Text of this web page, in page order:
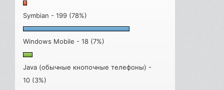
Symbian - 199 (78%)
Windows Mobile - 18 (7%)
Java (обычные кнопочные телефоны) -
10 (3%)